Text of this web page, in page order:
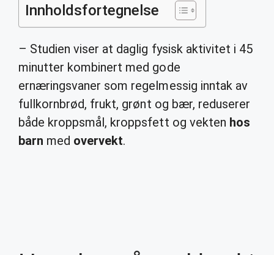
Innholdsfortegnelse
– Studien viser at daglig fysisk aktivitet i 45
minutter kombinert med gode
ernæringsvaner som regelmessig inntak av
fullkornbrød, frukt, grønt og bær, reduserer
både kroppsmål, kroppsfett og vekten hos
barn med overvekt.